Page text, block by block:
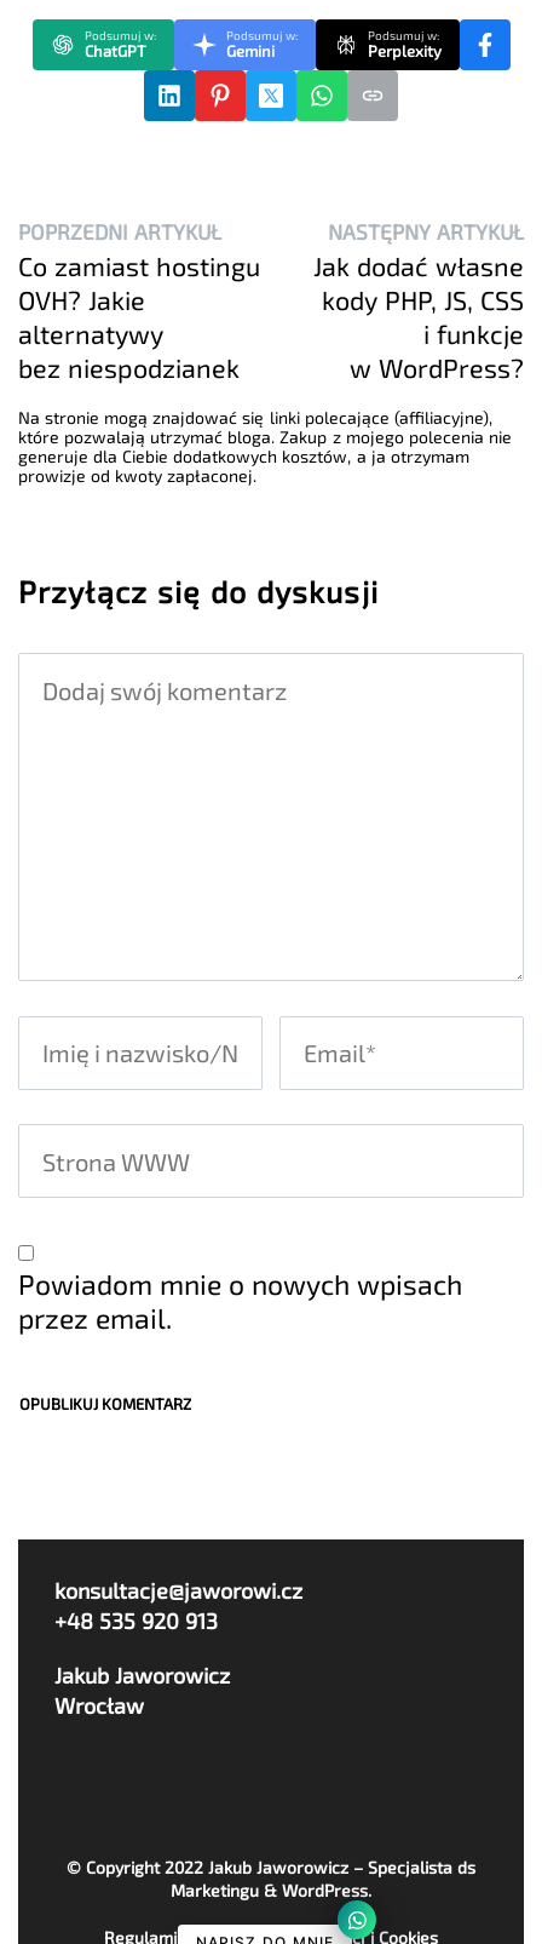
Podsumuj w:
ChatGPT
Podsumuj w:
Gemini
Podsumuj w:
Perplexity
POPRZEDNI ARTYKUŁ
Co zamiast hostingu
OVH? Jakie
alternatywy
bez niespodzianek
NASTĘPNY ARTYKUŁ
Jak dodać własne
kody PHP, JS, CSS
i funkcje
w WordPress?
Na stronie mogą znajdować się linki polecające (affiliacyjne),
które pozwalają utrzymać bloga. Zakup z mojego polecenia nie
generuje dla Ciebie dodatkowych kosztów, a ja otrzymam
prowizje od kwoty zapłaconej.
Przyłącz się do dyskusji
Powiadom mnie o nowych wpisach
przez email.
konsultacje@jaworowi.cz
+48 535 920 913
Jakub Jaworowicz
Wrocław
© Copyright 2022 Jakub Jaworowicz – Specjalista ds
Marketingu & WordPress.
Regulaminy, Polityka Prywatności i Cookies